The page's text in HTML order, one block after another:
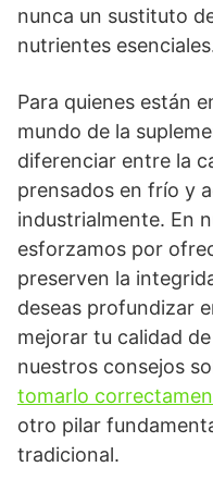
nunca un sustituto
nutrientes
Para quienes están
mundo de la
diferenciar entre la
prensados en frío y
industrialmente. En
esforzamos por
preserven la
deseas profundizar
mejorar tu calidad
nuestros consejos
tomarlo
otro pilar
tradicional.